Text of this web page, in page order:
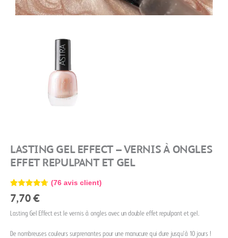
LASTING GEL EFFECT – VERNIS À ONGLES
EFFET REPULPANT ET GEL
Noté 4.72
sur 5
76
notations
(76avis client)
7,70€
Lasting Gel Effect est le vernis à ongles avec un double effet repulpant et gel.
De nombreuses couleurs surprenantes pour une manucure qui dure jusqu’à 10 jours !